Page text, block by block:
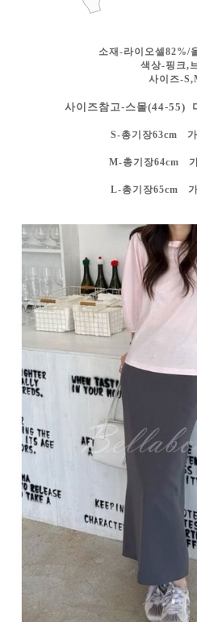
소재-라이오셀82%/
색상-핑크,
사이즈-
사이즈참고-스몰(44-55)
S-총기장63cm
M-총기장64cm
L-총기장65cm